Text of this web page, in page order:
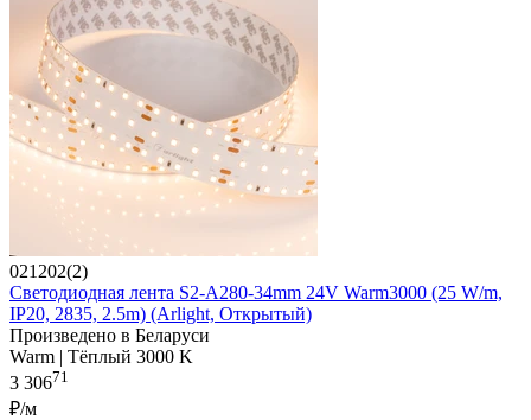
021202(2)
Светодиодная лента S2-A280-34mm 24V Warm3000 (25 W/m,
IP20, 2835, 2.5m) (Arlight, Открытый)
Произведено в Беларуси
Warm | Тёплый 3000 K
3 30671
₽/м